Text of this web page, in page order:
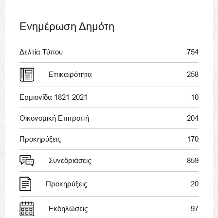
Ενημέρωση Δημότη
Δελτία Τύπου 754
Επικαιρότητα 258
Ερμιονίδα 1821-2021 10
Οικονομική Επιτροπή 204
Προκηρύξεις 170
Συνεδριάσεις 859
Προκηρύξεις 20
Εκδηλώσεις 97